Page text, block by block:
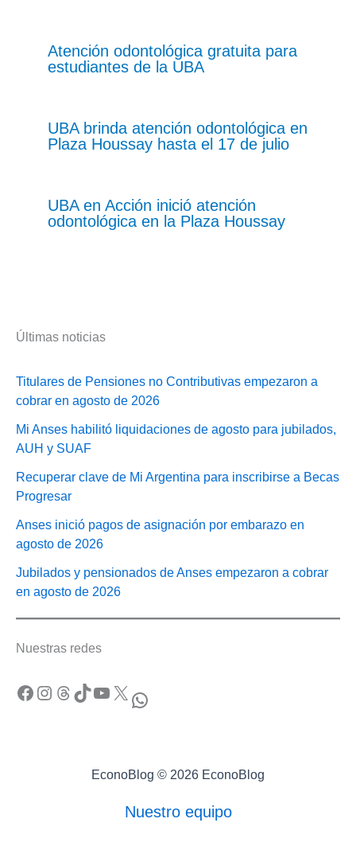
Atención odontológica gratuita para
estudiantes de la UBA
UBA brinda atención odontológica en
Plaza Houssay hasta el 17 de julio
UBA en Acción inició atención
odontológica en la Plaza Houssay
Últimas noticias
Titulares de Pensiones no Contributivas empezaron a
cobrar en agosto de 2026
Mi Anses habilitó liquidaciones de agosto para jubilados,
AUH y SUAF
Recuperar clave de Mi Argentina para inscribirse a Becas
Progresar
Anses inició pagos de asignación por embarazo en
agosto de 2026
Jubilados y pensionados de Anses empezaron a cobrar
en agosto de 2026
Nuestras redes
Facebook Instagram Threads TikTok YouTube X WhatsApp
EconoBlog © 2026 EconoBlog
Nuestro equipo